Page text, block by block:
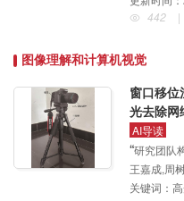
协同显著
引导的开
442
|
图像理解和计算机视觉
窗口移
光去除网
AI导读
“研究团队
导的高光
阶段架构
王嘉成,周
关键词： 高